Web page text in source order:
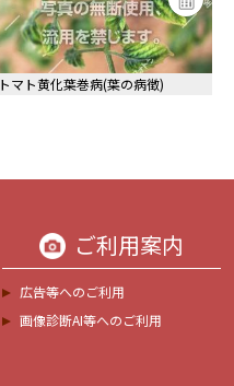
トマト黄化葉巻病(葉の病徴)
ご利用案内
広告等へのご利用
画像診断AI等へのご利用